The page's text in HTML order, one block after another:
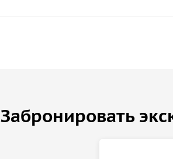
Забронировать